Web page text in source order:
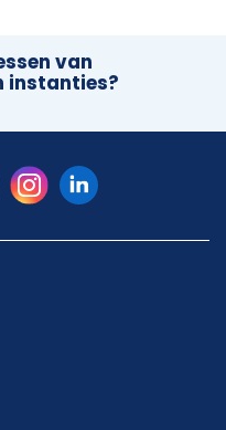
van
instanties?